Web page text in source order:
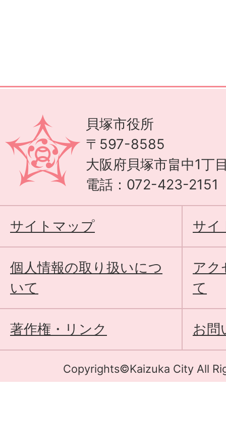
貝塚市役所
〒597-8585
大阪府貝塚市畠中1丁
電話：072-423-2151
サイトマップ サイ
個人情報の取り扱いにつ
いて
アク
て
著作権・リンク お問
Copyrights©Kaizuka City All